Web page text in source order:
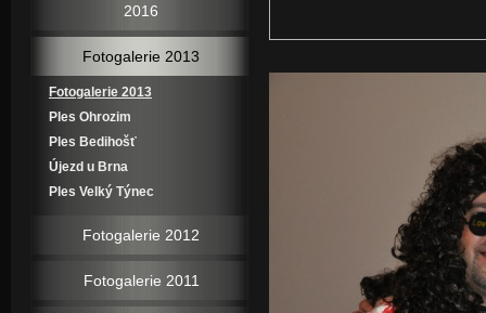
2016
Fotogalerie 2013
Fotogalerie 2013
Ples Ohrozim
Ples Bedihošť
Újezd u Brna
Ples Velký Týnec
Fotogalerie 2012
Fotogalerie 2011